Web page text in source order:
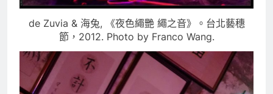
de Zuvia & 海兔, 《夜色繩艷 繩之音》。台北藝穗
節，2012. Photo by Franco Wang.